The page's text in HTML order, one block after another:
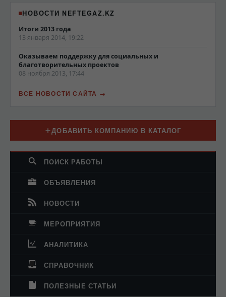
ДОБАВИТЬ КОМПАНИЮ В КАТАЛОГ
ПОИСК РАБОТЫ
ОБЪЯВЛЕНИЯ
НОВОСТИ
МЕРОПРИЯТИЯ
АНАЛИТИКА
СПРАВОЧНИК
ПОЛЕЗНЫЕ СТАТЬИ
НОВОСТИ NEFTEGAZ.KZ
Итоги 2013 года
13 января 2014, 19:22
Оказываем поддержку для социальных и
благотворительных проектов
08 ноября 2013, 17:44
ВСЕ НОВОСТИ САЙТА